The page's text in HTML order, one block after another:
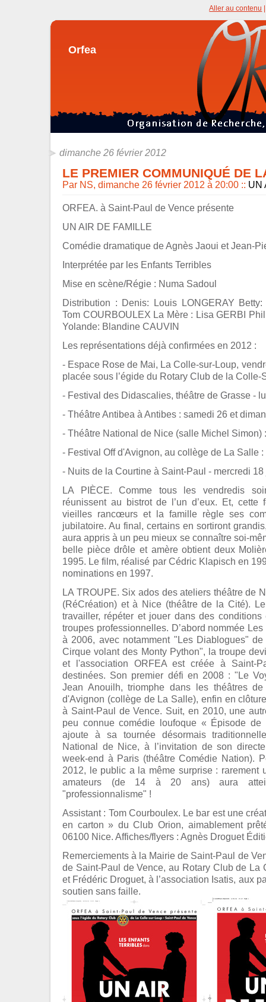
Orfea
Aller au contenu
dimanche 26 février 2012
LE PREMIER COMMUNIQUÉ DE
Par NS, dimanche 26 février 2012 à 20:00 :: UN
ORFEA. à Saint-Paul de Vence présente
UN AIR DE FAMILLE
Comédie dramatique de Agnès Jaoui et Jean-
Interprétée par les Enfants Terribles
Mise en scène/Régie : Numa Sadoul
Distribution : Denis: Louis LONGERAY
Tom COURBOULEX La Mère : Lisa GERBI
Yolande: Blandine CAUVIN
Les représentations déjà confirmées en 2012 :
- Espace Rose de Mai, La Colle-sur-Loup,
placée sous l’égide du Rotary Club de la Colle-
- Festival des Didascalies, théâtre de Grasse -
- Théâtre Antibea à Antibes : samedi 26 et
- Théâtre National de Nice (salle Michel Simon)
- Festival Off d'Avignon, au collège de La Salle
- Nuits de la Courtine à Saint-Paul - mercredi
LA PIÈCE. Comme tous les vendredis
réunissent au bistrot de l’un d’eux. Et, cette
vieilles rancœurs et la famille règle ses
jubilatoire. Au final, certains en sortiront
aura appris à un peu mieux se connaître soi-
belle pièce drôle et amère obtient deux
1995. Le film, réalisé par Cédric Klapisch en
nominations en 1997.
LA TROUPE. Six ados des ateliers théâtre de
(RéCréation) et à Nice (théâtre de la Cité).
travailler, répéter et jouer dans des
troupes professionnelles. D’abord nommée
à 2006, avec notamment "Les Diablogues"
Cirque volant des Monty Python", la troupe
et l'association ORFEA est créée à Saint-
destinées. Son premier défi en 2008 : "Le
Jean Anouilh, triomphe dans les théâtres
d'Avignon (collège de La Salle), enfin en
à Saint-Paul de Vence. Suit, en 2010, une
peu connue comédie loufoque « Épisode
ajoute à sa tournée désormais
National de Nice, à l’invitation de son
week-end à Paris (théâtre Comédie Nation).
2012, le public a la même surprise : rarement
amateurs (de 14 à 20 ans) aura
"professionnalisme" !
Assistant : Tom Courboulex. Le bar est une
en carton » du Club Orion, aimablement
06100 Nice. Affiches/flyers : Agnès Droguet
Remerciements à la Mairie de Saint-Paul de
de Saint-Paul de Vence, au Rotary Club de La
et Frédéric Droguet, à l’association Isatis, aux
soutien sans faille.